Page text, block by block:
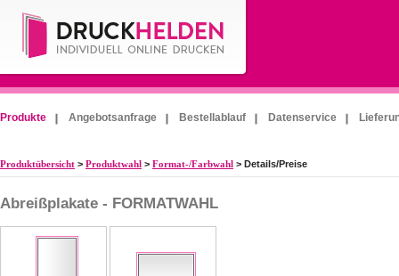
Produkte Angebotsanfrage Bestellablauf Datenservice
Produktübersicht > Produktwahl > Format-/Farbwahl > Details/Preise
Abreißplakate - FORMATWAHL